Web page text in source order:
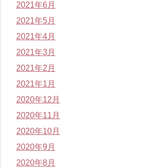
2021年6月
2021年5月
2021年4月
2021年3月
2021年2月
2021年1月
2020年12月
2020年11月
2020年10月
2020年9月
2020年8月